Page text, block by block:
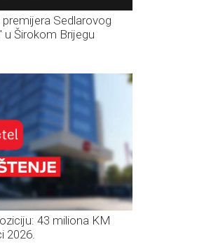
Sedlarovog
Širokom Brijegu
43 miliona KM
2026.